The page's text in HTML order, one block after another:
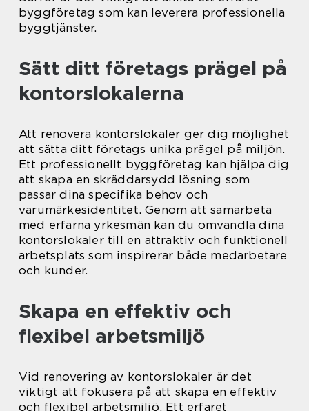
byggföretag som kan leverera professionella
byggtjänster.
Sätt ditt företags prägel på
kontorslokalerna
Att renovera kontorslokaler ger dig möjlighet
att sätta ditt företags unika prägel på miljön.
Ett professionellt byggföretag kan hjälpa dig
att skapa en skräddarsydd lösning som
passar dina specifika behov och
varumärkesidentitet. Genom att samarbeta
med erfarna yrkesmän kan du omvandla dina
kontorslokaler till en attraktiv och funktionell
arbetsplats som inspirerar både medarbetare
och kunder.
Skapa en effektiv och
flexibel arbetsmiljö
Vid renovering av kontorslokaler är det
viktigt att fokusera på att skapa en effektiv
och flexibel arbetsmiljö. Ett erfaret